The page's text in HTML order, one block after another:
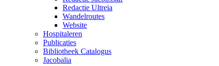
Redactie Ultreia
Wandelroutes
Website
Hospitaleren
Publicaties
Bibliotheek Catalogus
Jacobalia